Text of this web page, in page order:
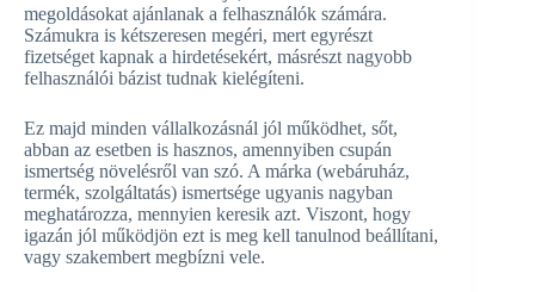
megoldásokat ajánlanak a felhasználók számára.
Számukra is kétszeresen megéri, mert egyrészt
fizetséget kapnak a hirdetésekért, másrészt nagyobb
felhasználói bázist tudnak kielégíteni.
Ez majd minden vállalkozásnál jól működhet, sőt,
abban az esetben is hasznos, amennyiben csupán
ismertség növelésről van szó. A márka (webáruház,
termék, szolgáltatás) ismertsége ugyanis nagyban
meghatározza, mennyien keresik azt. Viszont, hogy
igazán jól működjön ezt is meg kell tanulnod beállítani,
vagy szakembert megbízni vele.